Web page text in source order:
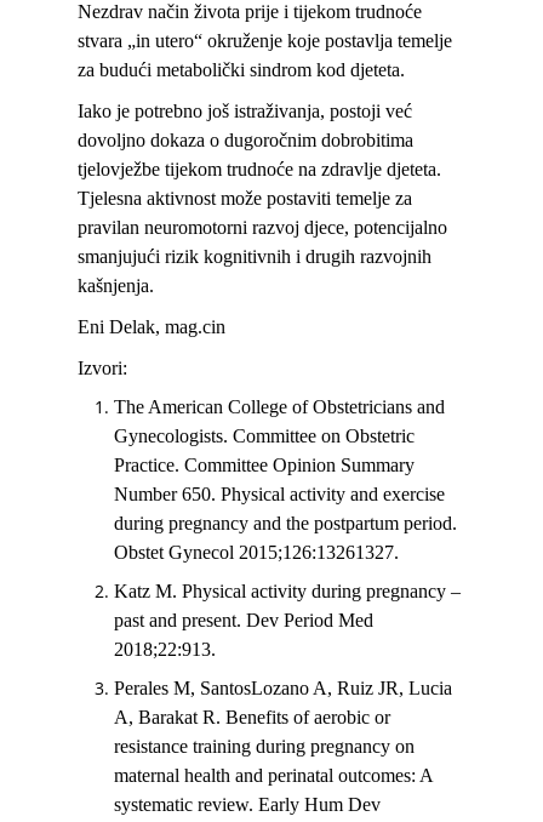
Nezdrav način života prije i tijekom trudnoće
stvara „in utero“ okruženje koje postavlja temelje
za budući metabolički sindrom kod djeteta.
Iako je potrebno još istraživanja, postoji već
dovoljno dokaza o dugoročnim dobrobitima
tjelovježbe tijekom trudnoće na zdravlje djeteta.
Tjelesna aktivnost može postaviti temelje za
pravilan neuromotorni razvoj djece, potencijalno
smanjujući rizik kognitivnih i drugih razvojnih
kašnjenja.
Eni Delak, mag.cin
Izvori:
The American College of Obstetricians and
Gynecologists. Committee on Obstetric
Practice. Committee Opinion Summary
Number 650. Physical activity and exercise
during pregnancy and the postpartum period.
Obstet Gynecol 2015;126:13261327.
Katz M. Physical activity during pregnancy ‒
past and present. Dev Period Med
2018;22:913.
Perales M, SantosLozano A, Ruiz JR, Lucia
A, Barakat R. Benefits of aerobic or
resistance training during pregnancy on
maternal health and perinatal outcomes: A
systematic review. Early Hum Dev